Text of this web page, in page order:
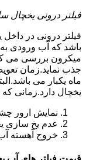
فیلتر درونی یخچال
فیلتر درونی در
باشد که آب ورودی
میکرون بررسی می
ماه یکبار می
یخچال دارد.زمانی که
نمایش ارور
عدم یخ سازی
خروج آهسته آب